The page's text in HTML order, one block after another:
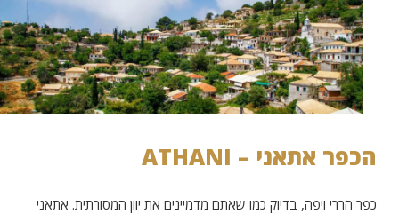
הכפר אתאני – ATHANI
כפר הררי ויפה, בדיוק כמו שאתם מדמיינים את יוון המסורתית. אתאני